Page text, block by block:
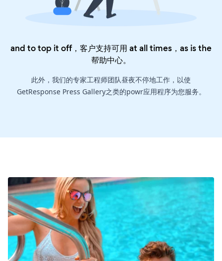
and to top it off，客户支持可用 at all times，as is the
帮助中心。
此外，我们的专家工程师团队昼夜不停地工作，以使
GetResponse Press Gallery之类的powr应用程序为您服务。